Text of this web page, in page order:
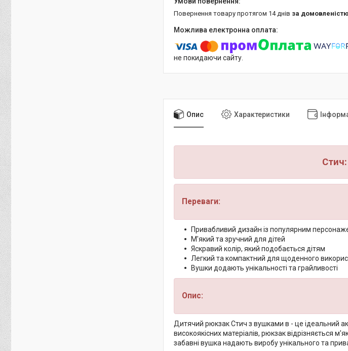
повернення товару протягом 14 днів за домовленістю
не покидаючи сайту.
Опис Характеристики
Переваги:
Привабливий дизайн із популярним
М'який та зручний для дітей
Яскравий колір, який подобається дітям
Легкий та компактний для щоденного
Вушки додають унікальності та грайливості
Опис:
Дитячий рюкзак Стич з вушками в - це ідеальний
високоякісних матеріалів, рюкзак відрізняється
забавні вушка надають виробу унікального та